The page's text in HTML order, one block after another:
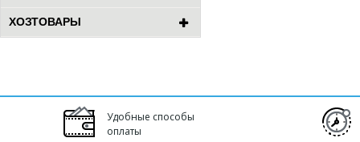
ХОЗТОВАРЫ
Удобные способы
оплаты